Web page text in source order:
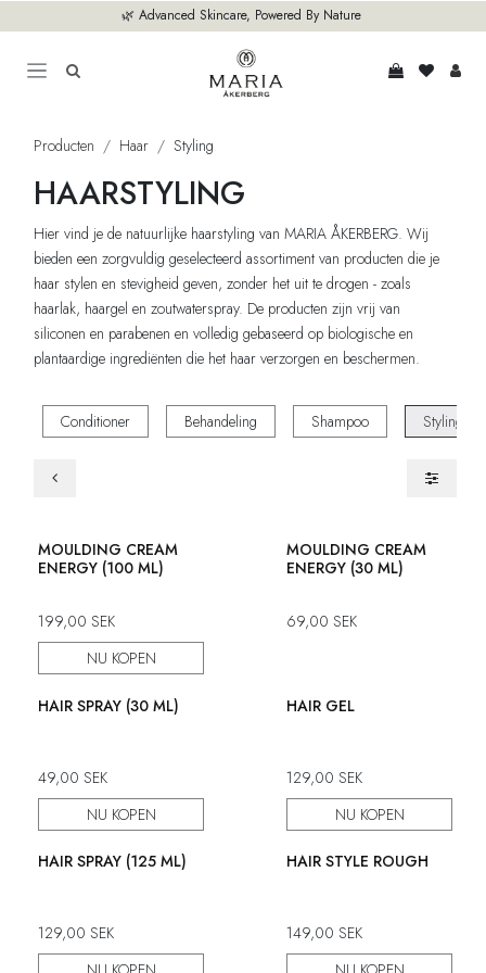
Overslaan naar inhoud🌿 Advanced Skincare, Powered By Nature
Producten Haar Styling
HAARSTYLING
Hier vind je de natuurlijke haarstyling van MARIA ÅKERBERG. Wij
bieden een zorgvuldig geselecteerd assortiment van producten die je
haar stylen en stevigheid geven, zonder het uit te drogen - zoals
haarlak, haargel en zoutwaterspray. De producten zijn vrij van
siliconen en parabenen en volledig gebaseerd op biologische en
plantaardige ingrediënten die het haar verzorgen en beschermen.
Conditioner Behandeling Shampoo Styling
MOULDING CREAM
ENERGY (100 ML)
199,00 SEK
NU KOPEN
MOULDING CREAM
ENERGY (30 ML)
69,00 SEK
HAIR SPRAY (30 ML)
49,00 SEK
NU KOPEN
HAIR GEL
129,00 SEK
NU KOPEN
HAIR SPRAY (125 ML)
129,00 SEK
HAIR STYLE ROUGH
149,00 SEK